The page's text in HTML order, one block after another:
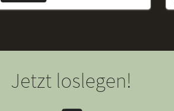
Jetzt loslegen!